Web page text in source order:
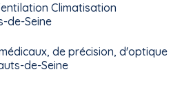
Climatisation
de-Seine
de précision, d'optique
de-Seine